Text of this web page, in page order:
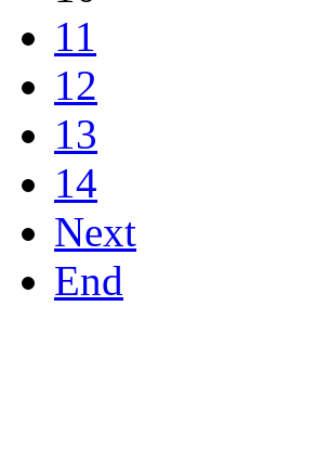
11
12
13
14
Next
End